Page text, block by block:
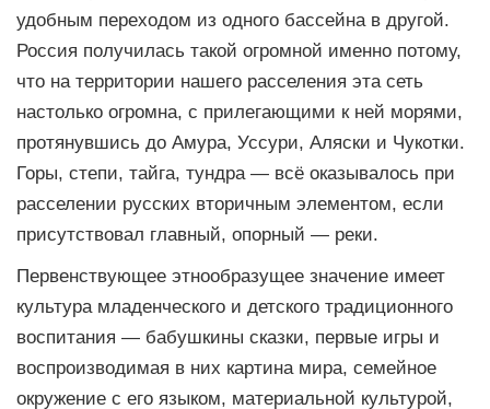
удобным переходом из одного бассейна в другой.
Россия получилась такой огромной именно потому,
что на территории нашего расселения эта сеть
настолько огромна, с прилегающими к ней морями,
протянувшись до Амура, Уссури, Аляски и Чукотки.
Горы, степи, тайга, тундра — всё оказывалось при
расселении русских вторичным элементом, если
присутствовал главный, опорный — реки.
Первенствующее этнообразущее значение имеет
культура младенческого и детского традиционного
воспитания — бабушкины сказки, первые игры и
воспроизводимая в них картина мира, семейное
окружение с его языком, материальной культурой,